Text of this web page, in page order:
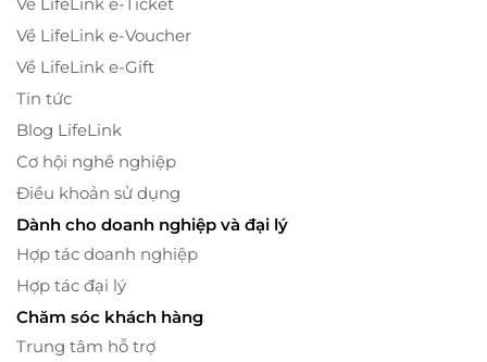
Về LifeLink e-Voucher
Về LifeLink e-Gift
Tin tức
Blog LifeLink
Cơ hội nghề nghiệp
Điều khoản sử dụng
Dành cho doanh nghiệp và đại lý
Hợp tác doanh nghiệp
Hợp tác đại lý
Chăm sóc khách hàng
Trung tâm hỗ trợ